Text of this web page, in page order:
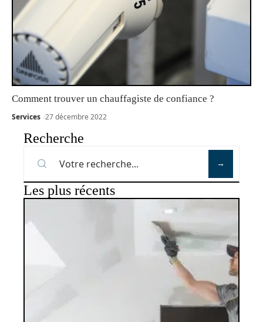
Comment trouver un chauffagiste de confiance ?
Services 27 décembre 2022
Recherche
Les plus récents